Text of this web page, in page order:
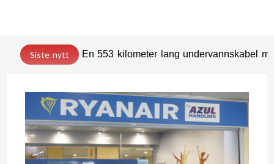
Siste nytt En 553 kilometer lang undervannskabel